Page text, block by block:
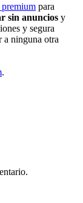
para
sin anuncios y
y segura
a ninguna otra
.